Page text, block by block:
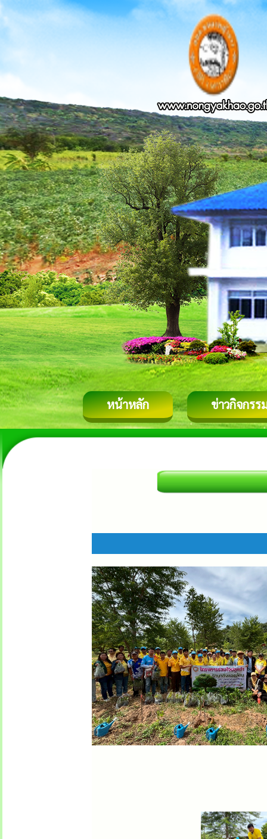
หน้าหลัก ข่าวกิจกรร